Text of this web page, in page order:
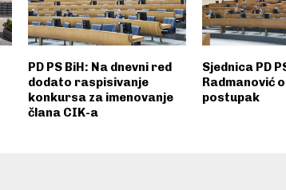
PD PS BiH: Na dnevni red
dodato raspisivanje
konkursa za imenovanje
člana CIK-a
Sjednica PD
Radmanović
postupak